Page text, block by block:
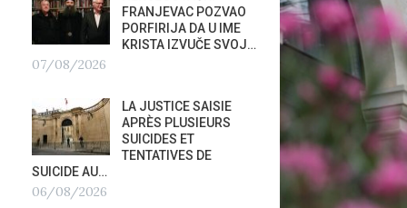
FRANJEVAC POZVAO
PORFIRIJA DA U IME
KRISTA IZVUČE SVOJ…
07/08/2026
LA JUSTICE SAISIE
APRÈS PLUSIEURS
SUICIDES ET
TENTATIVES DE
SUICIDE AU…
06/08/2026
ORKE
04/
FESTIVALA
02/08/2026